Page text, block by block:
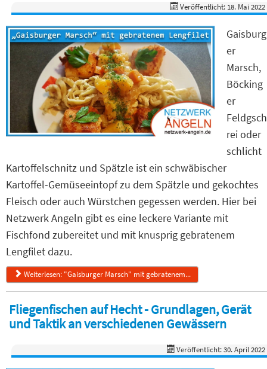
Veröffentlicht: 18. Mai 2022
Gaisburg
er
Marsch,
Böcking
er
Feldgsch
rei oder
schlicht
Kartoffelschnitz und Spätzle ist ein schwäbischer
Kartoffel-Gemüseeintopf zu dem Spätzle und gekochtes
Fleisch oder auch Würstchen gegessen werden. Hier bei
Netzwerk Angeln gibt es eine leckere Variante mit
Fischfond zubereitet und mit knusprig gebratenem
Lengfilet dazu.
Weiterlesen: "Gaisburger Marsch" mit gebratenem...
Fliegenfischen auf Hecht - Grundlagen, Gerät
und Taktik an verschiedenen Gewässern
Veröffentlicht: 30. April 2022